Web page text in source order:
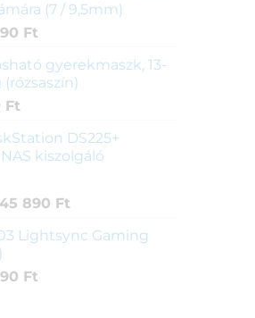
990 Ft.(7 / 9,5mm)
Ft.
FtCurrent
is:
4
gyerekmaszk, 13-
FtCurrent
is:
990 Ft.
DS225+
kiszolgáló
Ft.
890 FtCurrent
is:
Lightsync Gaming
FtCurrent